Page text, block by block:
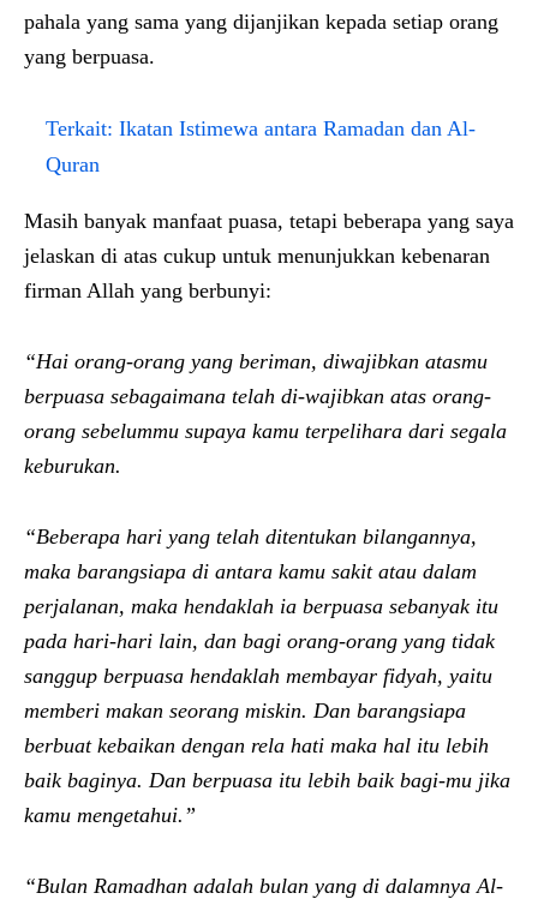
pahala yang sama yang dijanjikan kepada setiap orang
yang berpuasa.
Terkait: Ikatan Istimewa antara Ramadan dan Al-
Quran
Masih banyak manfaat puasa, tetapi beberapa yang saya
jelaskan di atas cukup untuk menunjukkan kebenaran
firman Allah yang berbunyi:
“Hai orang-orang yang beriman, diwajibkan atasmu
berpuasa sebagaimana telah di-wajibkan atas orang-
orang sebelummu supaya kamu terpelihara dari segala
keburukan.
“Beberapa hari yang telah ditentukan bilangannya,
maka barangsiapa di antara kamu sakit atau dalam
perjalanan, maka hendaklah ia berpuasa sebanyak itu
pada hari-hari lain, dan bagi orang-orang yang tidak
sanggup berpuasa hendaklah membayar fidyah, yaitu
memberi makan seorang miskin. Dan barangsiapa
berbuat kebaikan dengan rela hati maka hal itu lebih
baik baginya. Dan berpuasa itu lebih baik bagi-mu jika
kamu mengetahui.”
“Bulan Ramadhan adalah bulan yang di dalamnya Al-